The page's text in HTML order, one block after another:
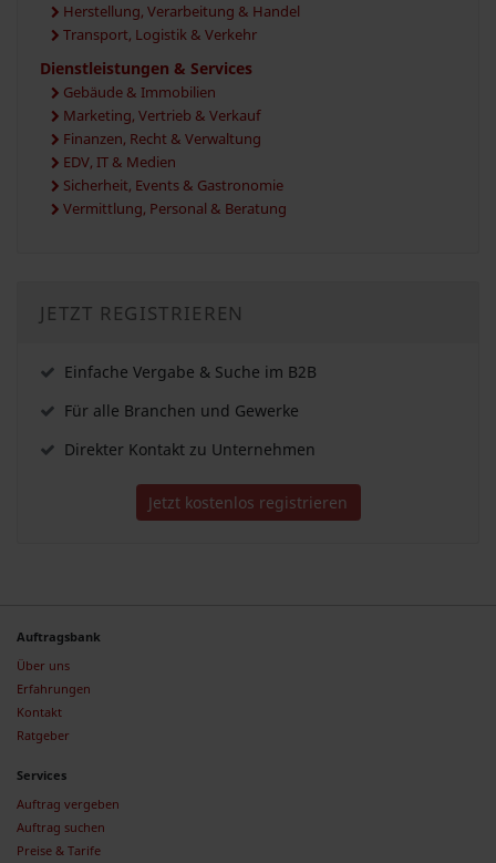
Herstellung, Verarbeitung & Handel
Transport, Logistik & Verkehr
Dienstleistungen & Services
Gebäude & Immobilien
Marketing, Vertrieb & Verkauf
Finanzen, Recht & Verwaltung
EDV, IT & Medien
Sicherheit, Events & Gastronomie
Vermittlung, Personal & Beratung
JETZT REGISTRIEREN
Einfache Vergabe & Suche im B2B
Für alle Branchen und Gewerke
Direkter Kontakt zu Unternehmen
Jetzt kostenlos registrieren
Auftragsbank
Über uns
Erfahrungen
Kontakt
Ratgeber
Services
Auftrag vergeben
Auftrag suchen
Preise & Tarife